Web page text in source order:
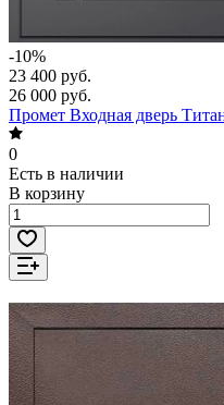
-10%
23 400 руб.
26 000 руб.
Промет Входная дверь
0
Есть в наличии
В корзину